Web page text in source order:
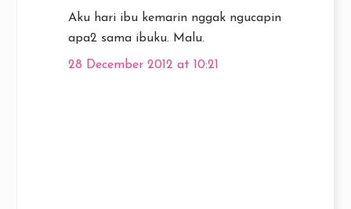
Aku hari ibu kemarin nggak ngucapin
apa2 sama ibuku. Malu.
28 December 2012 at 10:21